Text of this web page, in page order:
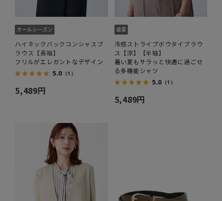
ハイネックバックコンシャスブ
ラウス【長袖】
フリルがエレガントなデザイン
5.0 （1）
5,489円
冷感ストライプボウタイブラウ
ス【涼】【半袖】
暑い夏もサラっと快適に過ごせ
る多機能シャツ
5.0 （1）
5,489円